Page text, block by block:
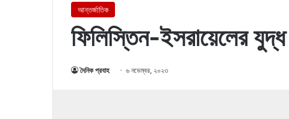
আন্তর্জাতিক
ফিলিস্তিন-ইসরায়েলের যুদ্ধ
দৈনিক প্রবাহ ৬ নভেম্বর, ২০২৩